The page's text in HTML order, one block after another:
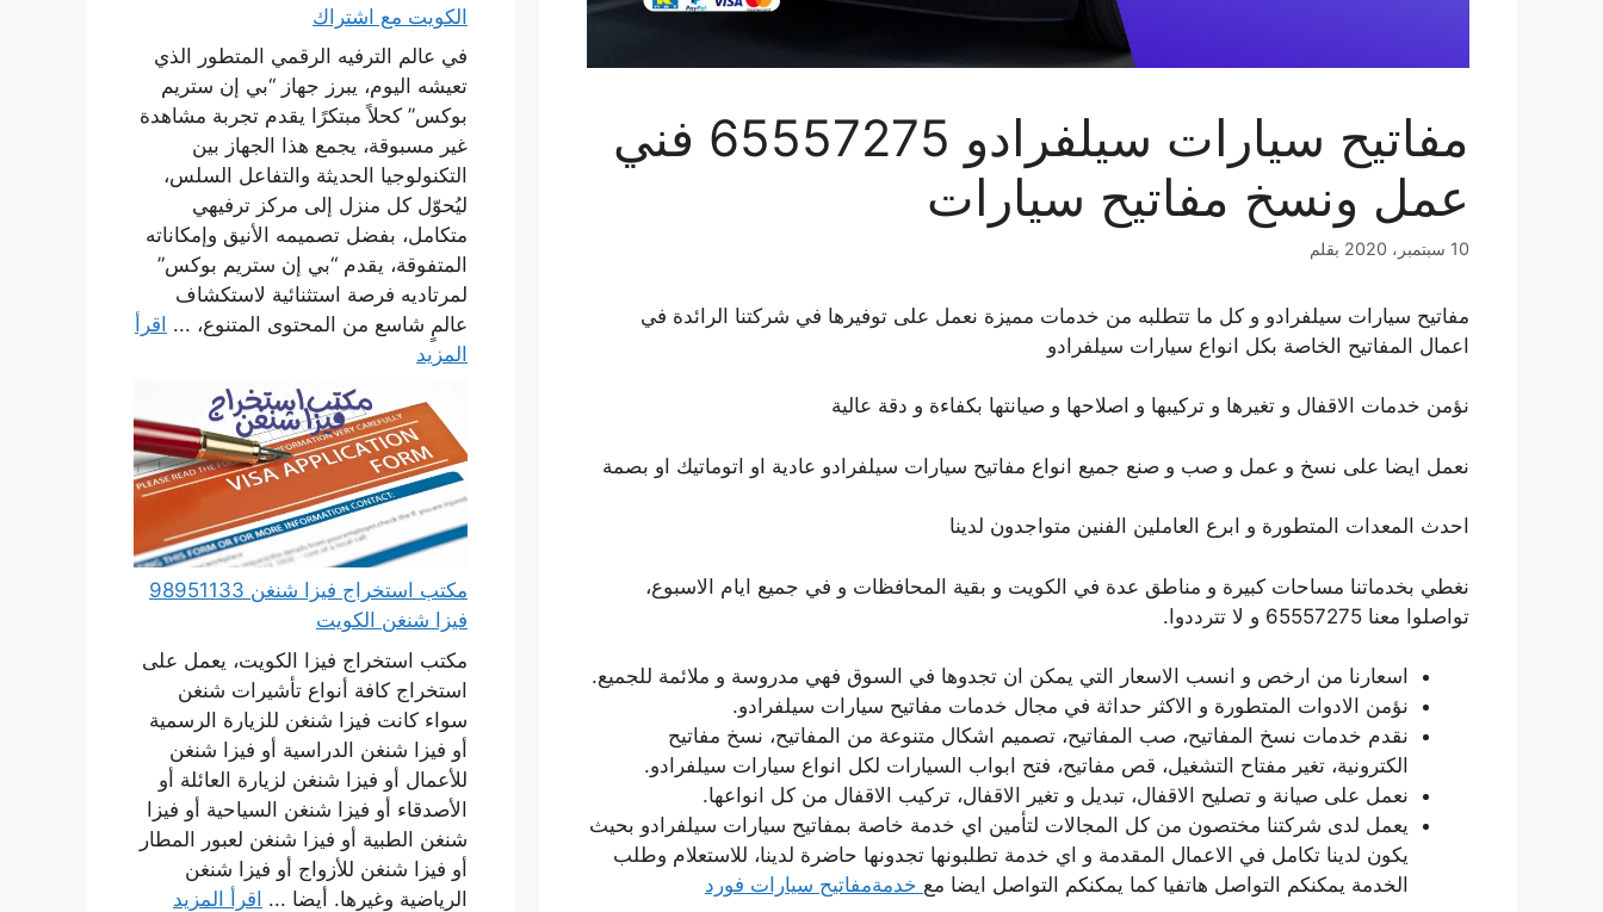
مفاتيح سيارات سيلفرادو 65557275 فني
عمل ونسخ مفاتيح سيارات
10 سبتمبر، 2020 بقلم
مفاتيح سيارات سيلفرادو و كل ما تتطلبه من خدمات مميزة نعمل على توفيرها في شركتنا الرائدة في
اعمال المفاتيح الخاصة بكل انواع سيارات سيلفرادو
نؤمن خدمات الاقفال و تغيرها و تركيبها و اصلاحها و صيانتها بكفاءة و دقة عالية
نعمل ايضا على نسخ و عمل و صب و صنع جميع انواع مفاتيح سيارات سيلفرادو عادية او اتوماتيك او بصمة
احدث المعدات المتطورة و ابرع العاملين الفنين متواجدون لدينا
نغطي بخدماتنا مساحات كبيرة و مناطق عدة في الكويت و بقية المحافظات و في جميع ايام الاسبوع،
تواصلوا معنا 65557275 و لا تترددوا.
اسعارنا من ارخص و انسب الاسعار التي يمكن ان تجدوها في السوق فهي مدروسة و ملائمة للجميع.
نؤمن الادوات المتطورة و الاكثر حداثة في مجال خدمات مفاتيح سيارات سيلفرادو.
نقدم خدمات نسخ المفاتيح، صب المفاتيح، تصميم اشكال متنوعة من المفاتيح، نسخ مفاتيح
الكترونية، تغير مفتاح التشغيل، قص مفاتيح، فتح ابواب السيارات لكل انواع سيارات سيلفرادو.
نعمل على صيانة و تصليح الاقفال، تبديل و تغير الاقفال، تركيب الاقفال من كل انواعها.
يعمل لدى شركتنا مختصون من كل المجالات لتأمين اي خدمة خاصة بمفاتيح سيارات سيلفرادو بحيث
يكون لدينا تكامل في الاعمال المقدمة و اي خدمة تطلبونها تجدونها حاضرة لدينا، للاستعلام وطلب
الخدمة يمكنكم التواصل هاتفيا كما يمكنكم التواصل ايضا مع خدمةمفاتيح سيارات فورد
الكويت مع اشتراك
في عالم الترفيه الرقمي المتطور الذي
تعيشه اليوم، يبرز جهاز “بي إن ستريم
بوكس” كحلاً مبتكرًا يقدم تجربة مشاهدة
غير مسبوقة، يجمع هذا الجهاز بين
التكنولوجيا الحديثة والتفاعل السلس،
ليُحوّل كل منزل إلى مركز ترفيهي
متكامل، بفضل تصميمه الأنيق وإمكاناته
المتفوقة، يقدم “بي إن ستريم بوكس”
لمرتاديه فرصة استثنائية لاستكشاف
عالمٍ شاسع من المحتوى المتنوع، ... اقرأ
المزيد
مكتب استخراج فيزا شنغن 98951133
فيزا شنغن الكويت
مكتب استخراج فيزا الكويت، يعمل على
استخراج كافة أنواع تأشيرات شنغن
سواء كانت فيزا شنغن للزيارة الرسمية
أو فيزا شنغن الدراسية أو فيزا شنغن
للأعمال أو فيزا شنغن لزيارة العائلة أو
الأصدقاء أو فيزا شنغن السياحية أو فيزا
شنغن الطبية أو فيزا شنغن لعبور المطار
أو فيزا شنغن للأزواج أو فيزا شنغن
الرياضية وغيرها. أيضا ... اقرأ المزيد